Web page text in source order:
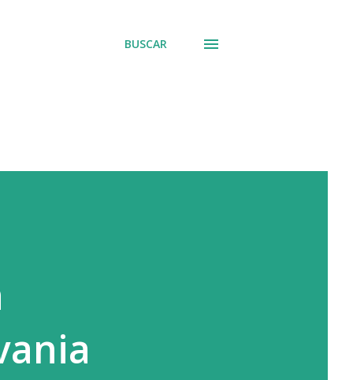
BUSCAR